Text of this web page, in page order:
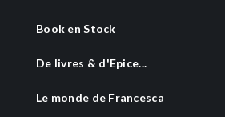
Book en Stock
De livres & d'Epice...
Le monde de Francesca